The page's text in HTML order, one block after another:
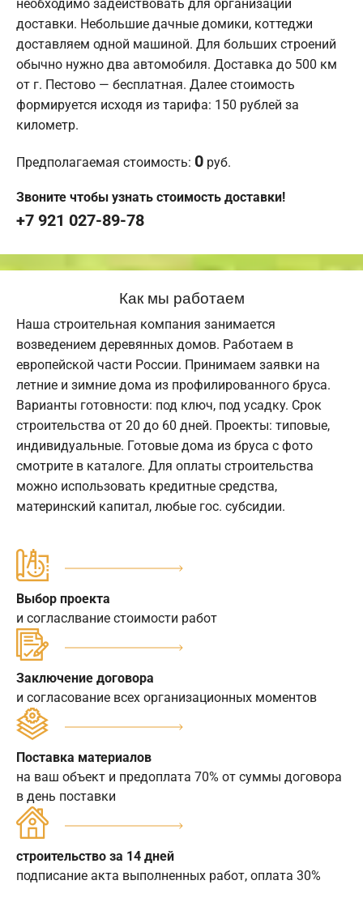
необходимо задействовать для организации
доставки. Небольшие дачные домики, коттеджи
доставляем одной машиной. Для больших строений
обычно нужно два автомобиля. Доставка до 500 км
от г. Пестово — бесплатная. Далее стоимость
формируется исходя из тарифа: 150 рублей за
километр.
Предполагаемая стоимость: 0 руб.
Звоните чтобы узнать стоимость доставки!
+7 921 027-89-78
Как мы работаем
Наша строительная компания занимается
возведением деревянных домов. Работаем в
европейской части России. Принимаем заявки на
летние и зимние дома из профилированного бруса.
Варианты готовности: под ключ, под усадку. Срок
строительства от 20 до 60 дней. Проекты: типовые,
индивидуальные. Готовые дома из бруса с фото
смотрите в каталоге. Для оплаты строительства
можно использовать кредитные средства,
материнский капитал, любые гос. субсидии.
Выбор проекта
и согласлвание стоимости работ
Заключение договора
и согласование всех организационных моментов
Поставка материалов
на ваш объект и предоплата 70% от суммы договора
в день поставки
строительство за 14 дней
подписание акта выполненных работ, оплата 30%